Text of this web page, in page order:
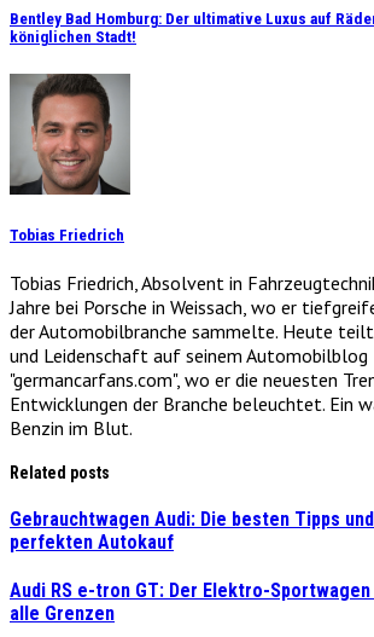
Bentley Bad Homburg: Der ultimative Luxus auf
königlichen Stadt!
Tobias Friedrich
Tobias Friedrich, Absolvent in
Jahre bei Porsche in Weissach, wo er
der Automobilbranche sammelte. Heute
und Leidenschaft auf seinem Automobilblog
"germancarfans.com", wo er die neuesten
Entwicklungen der Branche beleuchtet. Ein
Benzin im Blut.
Related posts
Gebrauchtwagen Audi: Die besten Tipps
perfekten Autokauf
Audi RS e-tron GT: Der Elektro-
alle Grenzen